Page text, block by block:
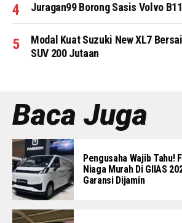
Juragan99 Borong Sasis Volvo
Modal Kuat Suzuki New XL7
SUV 200 Jutaan
Baca Juga
Pengusaha Wajib Tahu!
Niaga Murah Di GIIAS
Garansi Dijamin